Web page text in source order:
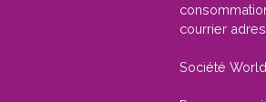
courrier
Société